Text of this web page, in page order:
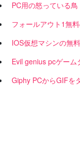
PC用の怒っている
フォールアウト1無
IOS仮想マシンの無
Evil genius pcゲーム
Giphy PCからGIFを